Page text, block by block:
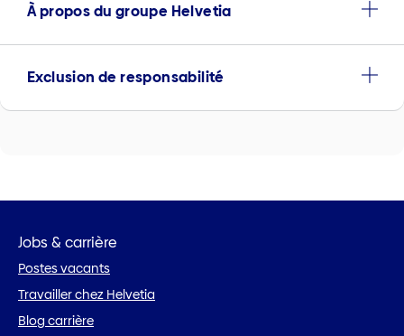
À propos du groupe Helvetia
Exclusion de responsabilité
Jobs & carrière
Postes vacants
Travailler chez Helvetia
Blog carrière